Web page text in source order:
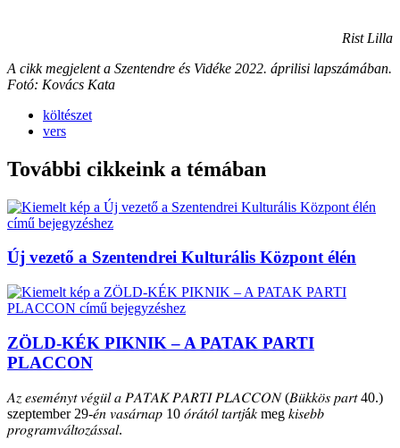
Rist Lilla
A cikk megjelent a Szentendre és Vidéke 2022. áprilisi lapszámában.
Fotó: Kovács Kata
költészet
vers
További cikkeink a témában
Új vezető a Szentendrei Kulturális Központ élén
ZÖLD-KÉK PIKNIK – A PATAK PARTI
PLACCON
𝐴𝑧 𝑒𝑠𝑒𝑚𝑒́𝑛𝑦𝑡 𝑣𝑒́𝑔𝑢̈𝑙 𝑎 𝑃𝐴𝑇𝐴𝐾 𝑃𝐴𝑅𝑇𝐼 𝑃𝐿𝐴𝐶𝐶𝑂𝑁 (𝐵𝑢̈𝑘𝑘𝑜̈𝑠 𝑝𝑎𝑟𝑡 40.)
szeptember 29-𝑒́𝑛 𝑣𝑎𝑠𝑎́𝑟𝑛𝑎𝑝 10 𝑜́𝑟𝑎́𝑡𝑜́𝑙 𝑡𝑎𝑟𝑡𝑗á𝑘 meg 𝑘𝑖𝑠𝑒𝑏𝑏
𝑝𝑟𝑜𝑔𝑟𝑎𝑚𝑣𝑎́𝑙𝑡𝑜𝑧𝑎́𝑠𝑠𝑎𝑙.